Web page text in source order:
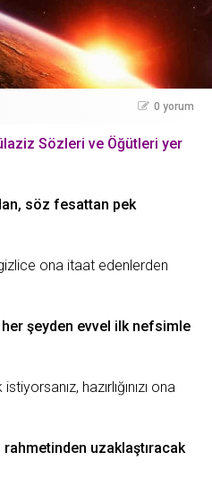
0 yorum
Sözleri ve Öğütleri yer
söz fesattan pek
ona itaat edenlerden
şeyden evvel ilk nefsimle
istiyorsanız, hazırlığınızı ona
uzaklaştıracak